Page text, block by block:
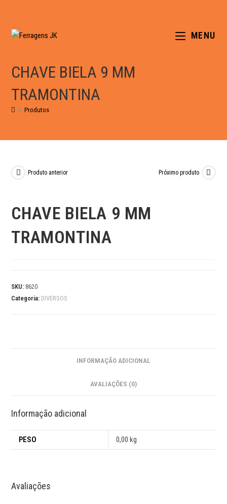
MENU
CHAVE BIELA 9 MM
TRAMONTINA
> Produtos
Produto anterior Próximo produto
CHAVE BIELA 9 MM
TRAMONTINA
SKU: 8620
Categoria: DIVERSOS
INFORMAÇÃO ADICIONAL
AVALIAÇÕES (0)
Informação adicional
PESO 0,00 kg
Avaliações